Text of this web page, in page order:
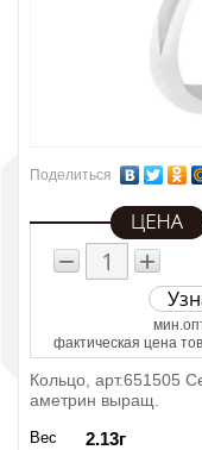
Поделиться
− +
фактическая цена
Кольцо, арт.651505
аметрин выращ.
Вес 2.13г